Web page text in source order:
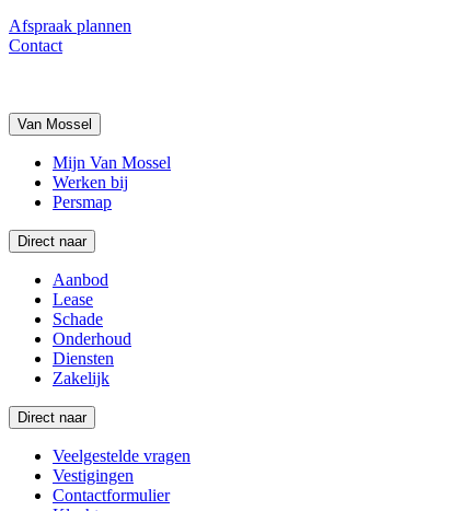
Afspraak plannen
Contact
Van Mossel
Mijn Van Mossel
Werken bij
Persmap
Direct naar
Aanbod
Lease
Schade
Onderhoud
Diensten
Zakelijk
Direct naar
Veelgestelde vragen
Vestigingen
Contactformulier